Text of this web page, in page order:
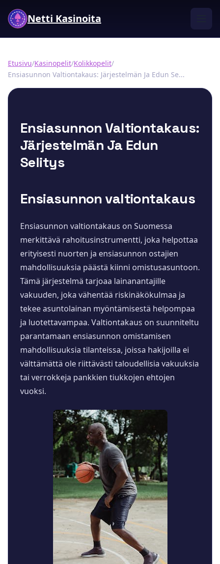
Netti Kasinoita
Etusivu/Kasinopelit/Kolikkopelit/
Ensiasunnon Valtiontakaus: Järjestelmän Ja Edun Se...
Ensiasunnon Valtiontakaus:
Järjestelmän Ja Edun
Selitys
Ensiasunnon valtiontakaus
Ensiasunnon valtiontakaus on Suomessa
merkittävä rahoitusinstrumentti, joka helpottaa
erityisesti nuorten ja ensiasunnon ostajien
mahdollisuuksia päästä kiinni omistusasuntoon.
Tämä järjestelmä tarjoaa lainanantajille
vakuuden, joka vähentää riskinäkökulmaa ja
tekee asuntolainan myöntämisestä helpompaa
ja luotettavampaa. Valtiontakaus on suunniteltu
parantamaan ensiasunnon omistamisen
mahdollisuuksia tilanteissa, joissa hakijoilla ei
välttämättä ole riittävästi taloudellisia vakuuksia
tai verrokkeja pankkien tiukkojen ehtojen
vuoksi.